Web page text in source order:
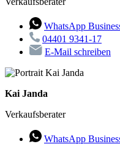
WhatsApp
04401 9341-17
E-Mail schreiben
Kai Janda
Verkaufsberater
WhatsApp